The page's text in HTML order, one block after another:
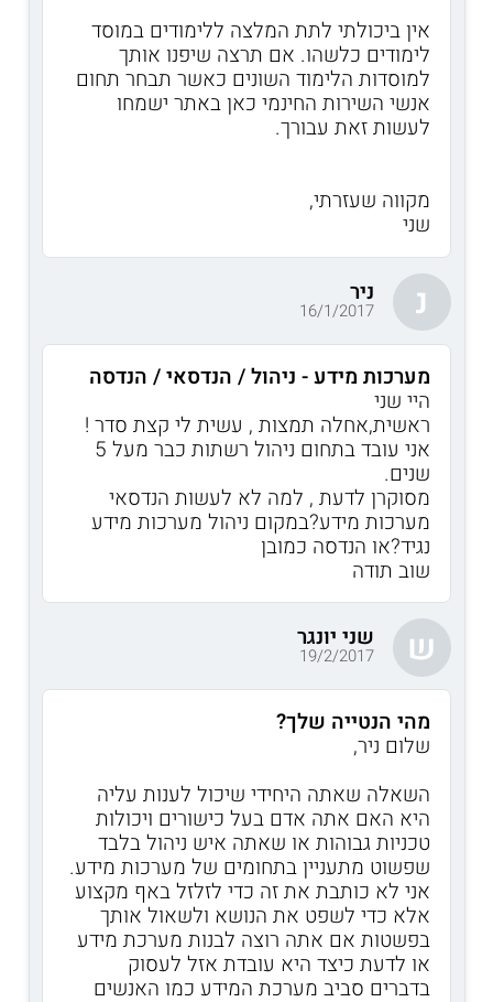
אין ביכולתי לתת המלצה ללימודים במוסד
לימודים כלשהו. אם תרצה שיפנו אותך
למוסדות הלימוד השונים כאשר תבחר תחום
אנשי השירות החינמי כאן באתר ישמחו
לעשות זאת עבורך.
מקווה שעזרתי,
שני
נ ניר
16/1/2017
מערכות מידע - ניהול / הנדסאי / הנדסה
היי שני
ראשית,אחלה תמצות , עשית לי קצת סדר !
אני עובד בתחום ניהול רשתות כבר מעל 5
שנים.
מסוקרן לדעת , למה לא לעשות הנדסאי
מערכות מידע?במקום ניהול מערכות מידע
נגיד?או הנדסה כמובן
שוב תודה
ש שני יונגר
19/2/2017
מהי הנטייה שלך?
שלום ניר,
השאלה שאתה היחידי שיכול לענות עליה
היא האם אתה אדם בעל כישורים ויכולות
טכניות גבוהות או שאתה איש ניהול בלבד
שפשוט מתעניין בתחומים של מערכות מידע.
אני לא כותבת את זה כדי לזלזל באף מקצוע
אלא כדי לשפט את הנושא ולשאול אותך
בפשטות אם אתה רוצה לבנות מערכת מידע
או לדעת כיצד היא עובדת אזל לעסוק
בדברים סביב מערכת המידע כמו האנשים